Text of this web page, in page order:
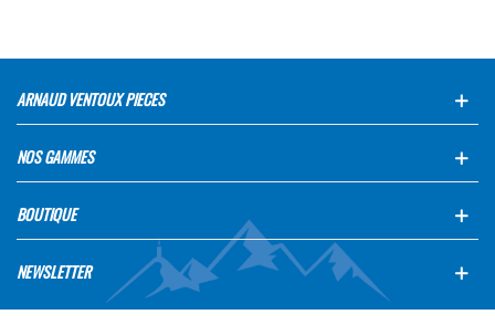
ARNAUD VENTOUX PIECES
NOS GAMMES
BOUTIQUE
NEWSLETTER